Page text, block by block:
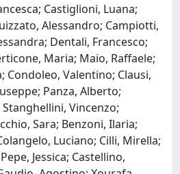
Castiglioni, Luana;
Alessandro; Campiotti,
Dentali, Francesco;
Maria; Maio, Raffaele;
Condoleo, Valentino; Clausi,
Panza, Alberto;
Vincenzo;
Sara; Benzoni, Ilaria;
Luciano; Cilli, Mirella;
Jessica; Castellino,